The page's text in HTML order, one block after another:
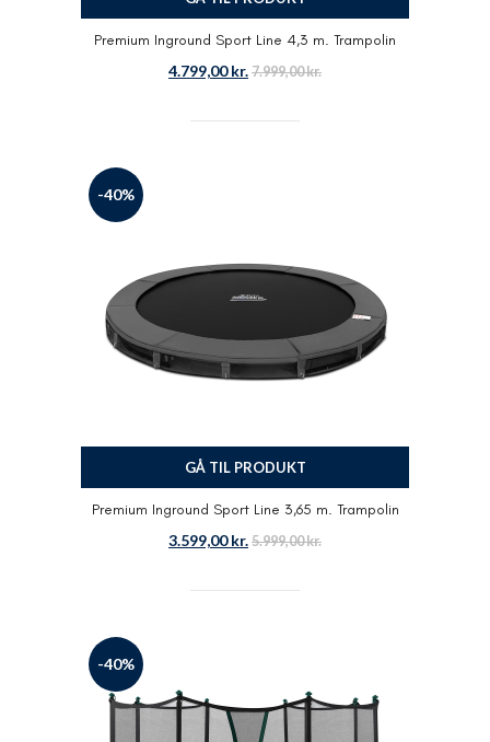
Premium Inground Sport Line 4,3 m. Trampolin
4.799,00kr. 7.999,00kr.
-40%
GÅ TIL PRODUKT
Premium Inground Sport Line 3,65 m. Trampolin
3.599,00kr. 5.999,00kr.
-40%